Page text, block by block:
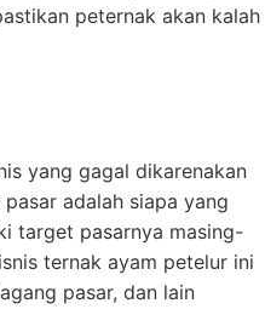
peternak akan kalah
yang gagal dikarenakan
adalah siapa yang
target pasarnya masing-
ternak ayam petelur ini
pasar, dan lain